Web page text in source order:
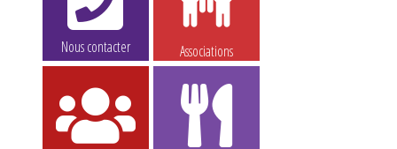
Nous contacter Associations